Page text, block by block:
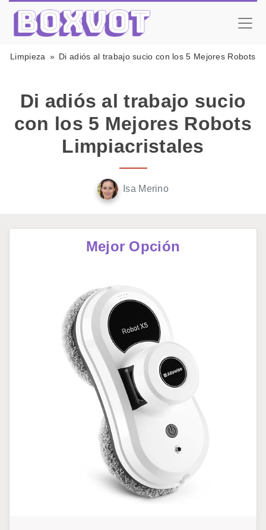
Limpieza Di adiós al trabajo sucio con los 5 Mejores Robots
Di adiós al trabajo sucio
con los 5 Mejores Robots
Limpiacristales
Isa Merino
Mejor Opción